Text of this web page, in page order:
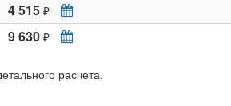
4 515 ₽
9 630 ₽
расчета.